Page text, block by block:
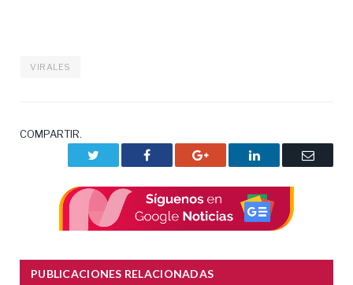
VIRALES
COMPARTIR.
Facebook Google+ LinkedIn
Correo
PUBLICACIONES RELACIONADAS